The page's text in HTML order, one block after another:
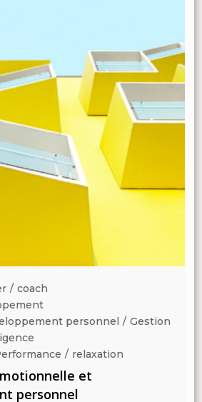
coach
personnel
Gestion
relaxation
et
personnel